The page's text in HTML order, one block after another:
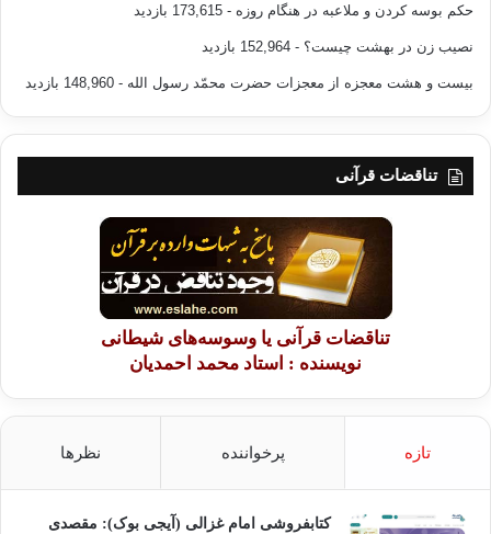
حکم بوسه کردن و ملاعبه در هنگام روزه - 173,615 بازدید
نصیب زن در بهشت چیست؟ - 152,964 بازدید
بیست و هشت معجزه از معجزات حضرت محمّد رسول الله - 148,960 بازدید
تناقضات قرآنی
تناقضات قرآنی یا وسوسه‌های شیطانی
نویسنده : استاد محمد احمدیان
تازه پرخواننده نظرها
کتابفروشی امام غزالی (آیجی بوک): مقصدی